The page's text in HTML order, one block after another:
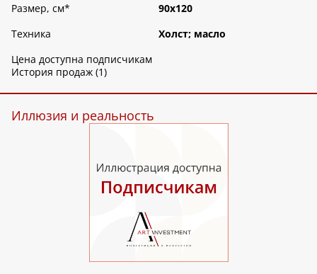
Размер, см*
90х120
Техника
Холст; масло
Цена доступна подписчикам
История продаж (1)
Иллюзия и реальность